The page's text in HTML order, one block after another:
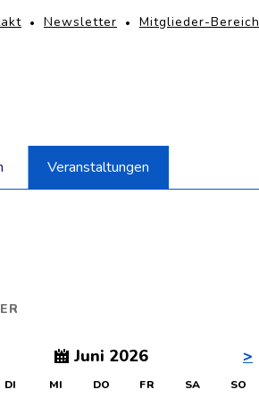
Newsletter Mitglieder-Bereich
Veranstaltungen
Juni 2026 >
DI ENSTAG
MI TTWOCH
DO NNERSTAG
FR EITAGSA MSTAG
SO